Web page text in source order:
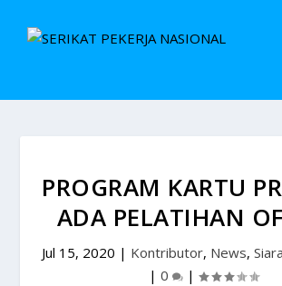
PROGRAM KARTU
ADA PELATIHAN
Jul 15, 2020 | Kontributor, News,
| 0 |